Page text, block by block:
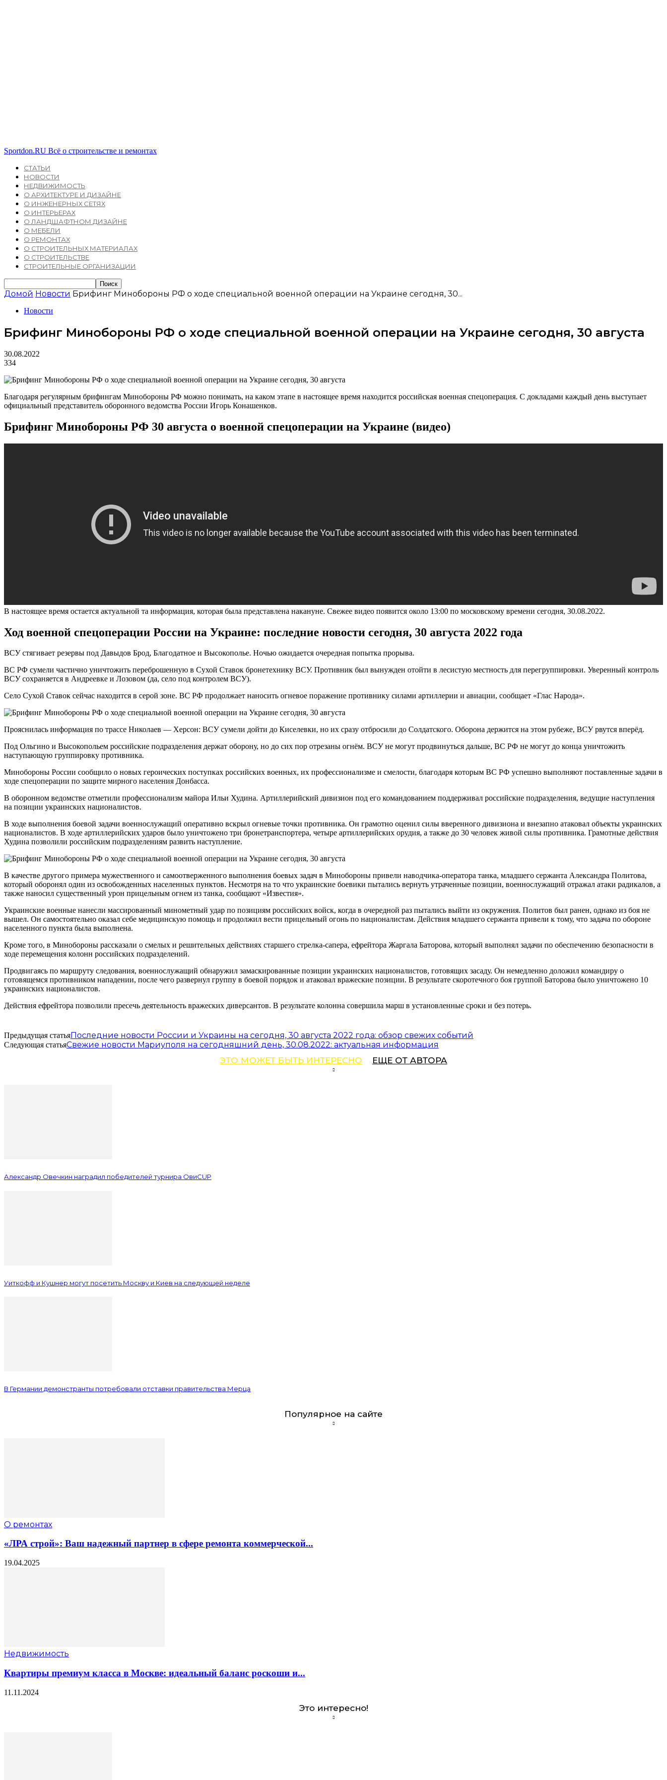
Sportdon.RU Всё о строительстве и ремонтах
СТАТЬИ
НОВОСТИ
НЕДВИЖИМОСТЬ
О АРХИТЕКТУРЕ И ДИЗАЙНЕ
О ИНЖЕНЕРНЫХ СЕТЯХ
О ИНТЕРЬЕРАХ
О ЛАНДШАФТНОМ ДИЗАЙНЕ
О МЕБЕЛИ
О РЕМОНТАХ
О СТРОИТЕЛЬНЫХ МАТЕРИАЛАХ
О СТРОИТЕЛЬСТВЕ
СТРОИТЕЛЬНЫЕ ОРГАНИЗАЦИИ
Домой Новости Брифинг Минобороны РФ о ходе специальной военной операции на Украине сегодня, 30...
Новости
Брифинг Минобороны РФ о ходе специальной военной операции на Украине сегодня, 30 августа
30.08.2022
334
Благодаря регулярным брифингам Минобороны РФ можно понимать, на каком этапе в настоящее время находится российская военная спецоперация. С докладами каждый день выступает
официальный представитель оборонного ведомства России Игорь Конашенков.
Брифинг Минобороны РФ 30 августа о военной спецоперации на Украине (видео)
В настоящее время остается актуальной та информация, которая была представлена накануне. Свежее видео появится около 13:00 по московскому времени сегодня, 30.08.2022.
Ход военной спецоперации России на Украине: последние новости сегодня, 30 августа 2022 года
ВСУ стягивает резервы под Давыдов Брод, Благодатное и Высокополье. Ночью ожидается очередная попытка прорыва.
ВС РФ сумели частично уничтожить переброшенную в Сухой Ставок бронетехнику ВСУ. Противник был вынужден отойти в лесистую местность для перегруппировки. Уверенный контроль
ВСУ сохраняется в Андреевке и Лозовом (да, село под контролем ВСУ).
Село Сухой Ставок сейчас находится в серой зоне. ВС РФ продолжает наносить огневое поражение противнику силами артиллерии и авиации, сообщает «Глас Народа».
Прояснилась информация по трассе Николаев — Херсон: ВСУ сумели дойти до Киселевки, но их сразу отбросили до Солдатского. Оборона держится на этом рубеже, ВСУ рвутся вперёд.
Под Ольгино и Высокопольем российские подразделения держат оборону, но до сих пор отрезаны огнём. ВСУ не могут продвинуться дальше, ВС РФ не могут до конца уничтожить
наступающую группировку противника.
Минобороны России сообщило о новых героических поступках российских военных, их профессионализме и смелости, благодаря которым ВС РФ успешно выполняют поставленные задачи в
ходе спецоперации по защите мирного населения Донбасса.
В оборонном ведомстве отметили профессионализм майора Ильи Худина. Артиллерийский дивизион под его командованием поддерживал российские подразделения, ведущие наступления
на позиции украинских националистов.
В ходе выполнения боевой задачи военнослужащий оперативно вскрыл огневые точки противника. Он грамотно оценил силы вверенного дивизиона и внезапно атаковал объекты украинских
националистов. В ходе артиллерийских ударов было уничтожено три бронетранспортера, четыре артиллерийских орудия, а также до 30 человек живой силы противника. Грамотные действия
Худина позволили российским подразделениям развить наступление.
В качестве другого примера мужественного и самоотверженного выполнения боевых задач в Минобороны привели наводчика-оператора танка, младшего сержанта Александра Политова,
который оборонял один из освобожденных населенных пунктов. Несмотря на то что украинские боевики пытались вернуть утраченные позиции, военнослужащий отражал атаки радикалов, а
также наносил существенный урон прицельным огнем из танка, сообщают «Известия».
Украинские военные нанесли массированный минометный удар по позициям российских войск, когда в очередной раз пытались выйти из окружения. Политов был ранен, однако из боя не
вышел. Он самостоятельно оказал себе медицинскую помощь и продолжил вести прицельный огонь по националистам. Действия младшего сержанта привели к тому, что задача по обороне
населенного пункта была выполнена.
Кроме того, в Минобороны рассказали о смелых и решительных действиях старшего стрелка-сапера, ефрейтора Жаргала Баторова, который выполнял задачи по обеспечению безопасности в
ходе перемещения колонн российских подразделений.
Продвигаясь по маршруту следования, военнослужащий обнаружил замаскированные позиции украинских националистов, готовящих засаду. Он немедленно доложил командиру о
готовящемся противником нападении, после чего развернул группу в боевой порядок и атаковал вражеские позиции. В результате скоротечного боя группой Баторова было уничтожено 10
украинских националистов.
Действия ефрейтора позволили пресечь деятельность вражеских диверсантов. В результате колонна совершила марш в установленные сроки и без потерь.
Предыдущая статьяПоследние новости России и Украины на сегодня, 30 августа 2022 года: обзор свежих событий
Следующая статьяСвежие новости Мариуполя на сегодняшний день, 30.08.2022: актуальная информация
ЭТО МОЖЕТ БЫТЬ ИНТЕРЕСНО ЕЩЕ ОТ АВТОРА
Александр Овечкин наградил победителей турнира ОвиCUP
Уиткофф и Кушнер могут посетить Москву и Киев на следующей неделе
В Германии демонстранты потребовали отставки правительства Мерца
Популярное на сайте
О ремонтах
«ЛРА строй»: Ваш надежный партнер в сфере ремонта коммерческой...
19.04.2025
Недвижимость
Квартиры премиум класса в Москве: идеальный баланс роскоши и...
11.11.2024
Это интересно!